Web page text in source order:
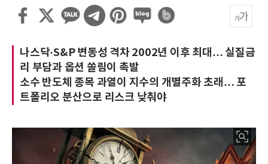
나스닥·S&P 변동성 격차 2002년 이후 최대… 실질금
리 부담과 옵션 쏠림이 촉발
소수 반도체 종목 과열이 지수의 개별주화 초래… 포
트폴리오 분산으로 리스크 낮춰야